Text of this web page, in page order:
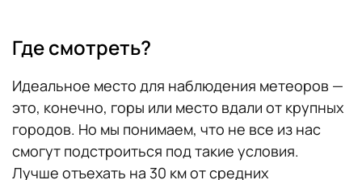
Где смотреть?
Идеальное место для наблюдения метеоров —
это, конечно, горы или место вдали от крупных
городов. Но мы понимаем, что не все из нас
смогут подстроиться под такие условия.
Лучше отъехать на 30 км от средних